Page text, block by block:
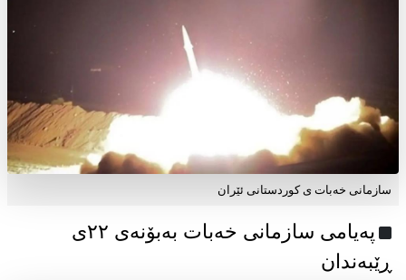
سازمانی خەبات ی کوردستانی ئێران
پەیامی سازمانی خەبات بەبۆنەی ۲۲ی
ڕێبەندان